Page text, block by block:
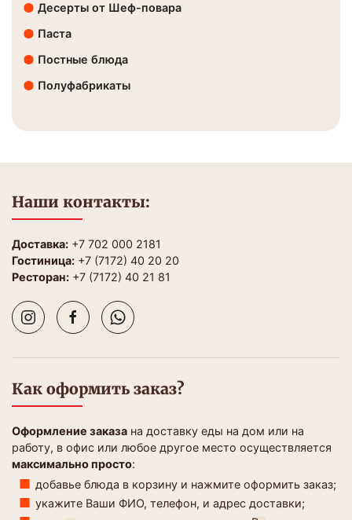
Десерты от Шеф-повара
Паста
Постные блюда
Полуфабрикаты
Наши контакты:
Доставка: +7 702 000 2181
Гостиница: +7 (7172) 40 20 20
Ресторан: +7 (7172) 40 21 81
Как оформить заказ?
Оформление заказа на доставку еды на дом или на
работу, в офис или любое другое место осуществляется
максимально просто:
добавье блюда в корзину и нажмите оформить заказ;
укажите Ваши ФИО, телефон, и адрес доставки;